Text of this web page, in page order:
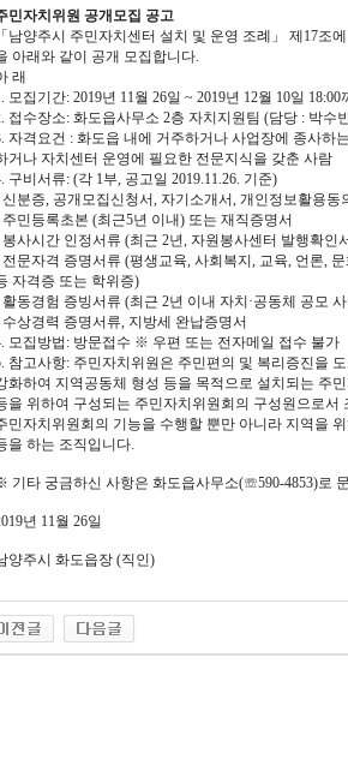
민자치위원 공개모집 공고
남양주시 주민자치센터 설치 및 운영 조례」 제17조
아래와 같이 공개 모집합니다.
래
모집기간: 2019년 11월 26일 ~ 2019년 12월 10일 18:00
접수장소: 화도읍사무소 2층 자치지원팀 (담당 : 박수
자격요건 : 화도읍 내에 거주하거나 사업장에 종사하
거나 자치센터 운영에 필요한 전문지식을 갖춘 사람
구비서류: (각 1부, 공고일 2019.11.26. 기준)
신분증, 공개모집신청서, 자기소개서, 개인정보활용
주민등록초본 (최근5년 이내) 또는 재직증명서
봉사시간 인정서류 (최근 2년, 자원봉사센터 발행확인
전문자격 증명서류 (평생교육, 사회복지, 교육, 언론,
자격증 또는 학위증)
활동경험 증빙서류 (최근 2년 이내 자치·공동체 공모
수상경력 증명서류, 지방세 완납증명서
모집방법: 방문접수 ※ 우편 또는 전자메일 접수 불가
참고사항: 주민자치위원은 주민편의 및 복리증진을
화하여 지역공동체 형성 등을 목적으로 설치되는 주
을 위하여 구성되는 주민자치위원회의 구성원으로서
민자치위원회의 기능을 수행할 뿐만 아니라 지역을
을 하는 조직입니다.
기타 궁금하신 사항은 화도읍사무소(☏590-4853)로
년 11월 26일
양주시 화도읍장 (직인)